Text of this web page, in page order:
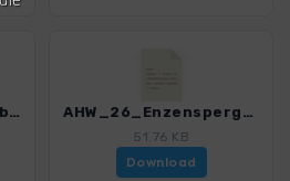
AHW_25_Hinterhornbach_Bretterspitze_Kaufbeurerhaus.gpx AHW_26_Enzensperger_Weg.gpx
51.76 KB
Download